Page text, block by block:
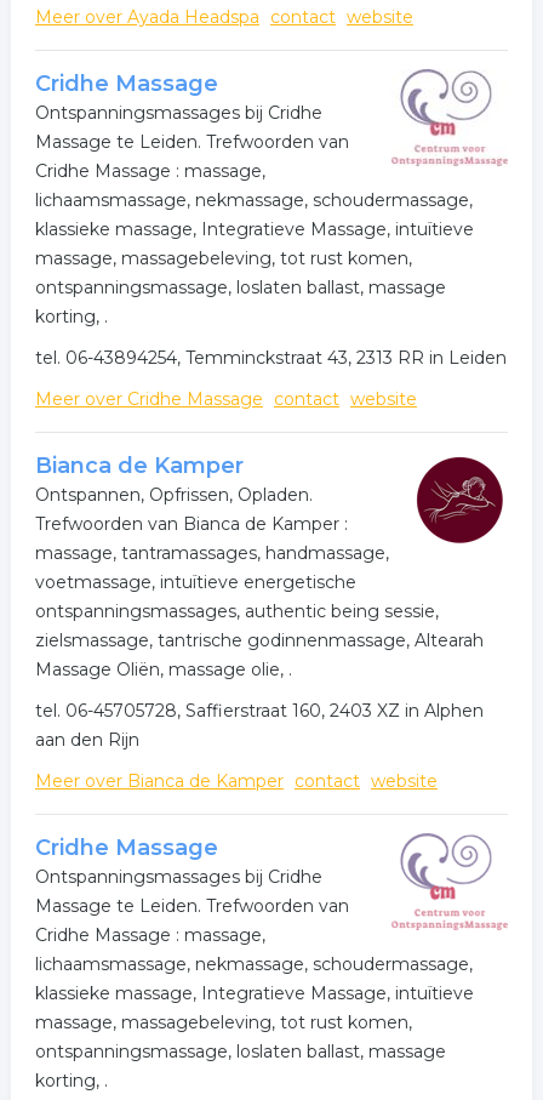
Meer over Ayada Headspa contact website
Cridhe Massage
Ontspanningsmassages bij Cridhe
Massage te Leiden. Trefwoorden van
Cridhe Massage : massage,
lichaamsmassage, nekmassage, schoudermassage,
klassieke massage, Integratieve Massage, intuïtieve
massage, massagebeleving, tot rust komen,
ontspanningsmassage, loslaten ballast, massage
korting, .
tel. 06-43894254, Temminckstraat 43, 2313 RR in Leiden
Meer over Cridhe Massage
contact website
Bianca de Kamper
Ontspannen, Opfrissen, Opladen.
Trefwoorden van Bianca de Kamper :
massage, tantramassages, handmassage,
voetmassage, intuïtieve energetische
ontspanningsmassages, authentic being sessie,
zielsmassage, tantrische godinnenmassage, Altearah
Massage Oliën, massage olie, .
tel. 06-45705728, Saffierstraat 160, 2403 XZ in Alphen
aan den Rijn
Meer over Bianca de Kamper contact website
Cridhe Massage
Ontspanningsmassages bij Cridhe
Massage te Leiden. Trefwoorden van
Cridhe Massage : massage,
lichaamsmassage, nekmassage, schoudermassage,
klassieke massage, Integratieve Massage, intuïtieve
massage, massagebeleving, tot rust komen,
ontspanningsmassage, loslaten ballast, massage
korting, .